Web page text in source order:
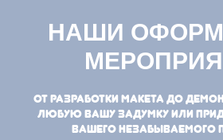
НАШИ
От разработки макета до
любую вашу задумку или
вашего незабываемого